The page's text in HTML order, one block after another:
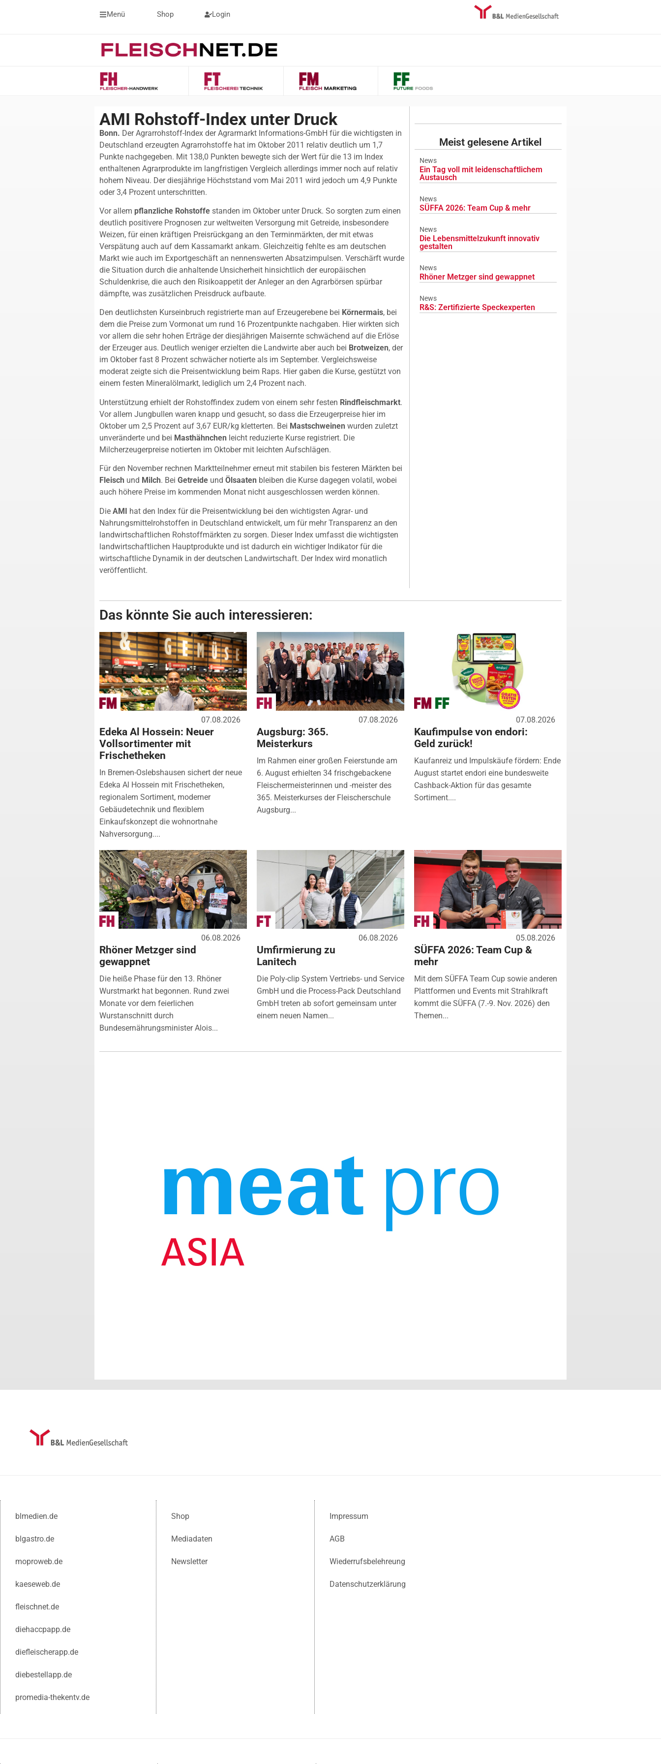
Menü Shop Login
AMI Rohstoff-Index unter Druck
Bonn. Der Agrarrohstoff-Index der Agrarmarkt Informations-GmbH für die wichtigsten in
Deutschland erzeugten Agrarrohstoffe hat im Oktober 2011 relativ deutlich um 1,7
Punkte nachgegeben. Mit 138,0 Punkten bewegte sich der Wert für die 13 im Index
enthaltenen Agrarprodukte im langfristigen Vergleich allerdings immer noch auf relativ
hohem Niveau. Der diesjährige Höchststand vom Mai 2011 wird jedoch um 4,9 Punkte
oder 3,4 Prozent unterschritten.
Vor allem pflanzliche Rohstoffe standen im Oktober unter Druck. So sorgten zum einen
deutlich positivere Prognosen zur weltweiten Versorgung mit Getreide, insbesondere
Weizen, für einen kräftigen Preisrückgang an den Terminmärkten, der mit etwas
Verspätung auch auf dem Kassamarkt ankam. Gleichzeitig fehlte es am deutschen
Markt wie auch im Exportgeschäft an nennenswerten Absatzimpulsen. Verschärft wurde
die Situation durch die anhaltende Unsicherheit hinsichtlich der europäischen
Schuldenkrise, die auch den Risikoappetit der Anleger an den Agrarbörsen spürbar
dämpfte, was zusätzlichen Preisdruck aufbaute.
Den deutlichsten Kurseinbruch registrierte man auf Erzeugerebene bei Körnermais, bei
dem die Preise zum Vormonat um rund 16 Prozentpunkte nachgaben. Hier wirkten sich
vor allem die sehr hohen Erträge der diesjährigen Maisernte schwächend auf die Erlöse
der Erzeuger aus. Deutlich weniger erzielten die Landwirte aber auch bei Brotweizen, der
im Oktober fast 8 Prozent schwächer notierte als im September. Vergleichsweise
moderat zeigte sich die Preisentwicklung beim Raps. Hier gaben die Kurse, gestützt von
einem festen Mineralölmarkt, lediglich um 2,4 Prozent nach.
Unterstützung erhielt der Rohstoffindex zudem von einem sehr festen Rindfleischmarkt.
Vor allem Jungbullen waren knapp und gesucht, so dass die Erzeugerpreise hier im
Oktober um 2,5 Prozent auf 3,67 EUR/kg kletterten. Bei Mastschweinen wurden zuletzt
unveränderte und bei Masthähnchen leicht reduzierte Kurse registriert. Die
Milcherzeugerpreise notierten im Oktober mit leichten Aufschlägen.
Für den November rechnen Marktteilnehmer erneut mit stabilen bis festeren Märkten bei
Fleisch und Milch. Bei Getreide und Ölsaaten bleiben die Kurse dagegen volatil, wobei
auch höhere Preise im kommenden Monat nicht ausgeschlossen werden können.
Die AMI hat den Index für die Preisentwicklung bei den wichtigsten Agrar- und
Nahrungsmittelrohstoffen in Deutschland entwickelt, um für mehr Transparenz an den
landwirtschaftlichen Rohstoffmärkten zu sorgen. Dieser Index umfasst die wichtigsten
landwirtschaftlichen Hauptprodukte und ist dadurch ein wichtiger Indikator für die
wirtschaftliche Dynamik in der deutschen Landwirtschaft. Der Index wird monatlich
veröffentlicht.
Meist gelesene Artikel
News
Ein Tag voll mit leidenschaftlichem
Austausch
News
SÜFFA 2026: Team Cup & mehr
News
Die Lebensmittelzukunft innovativ
gestalten
News
Rhöner Metzger sind gewappnet
News
R&S: Zertifizierte Speckexperten
Das könnte Sie auch interessieren:
07.08.2026
Edeka Al Hossein: Neuer
Vollsortimenter mit
Frischetheken
In Bremen-Oslebshausen sichert der neue
Edeka Al Hossein mit Frischetheken,
regionalem Sortiment, moderner
Gebäudetechnik und flexiblem
Einkaufskonzept die wohnortnahe
Nahversorgung....
07.08.2026
Augsburg: 365.
Meisterkurs
Im Rahmen einer großen Feierstunde am
6. August erhielten 34 frischgebackene
Fleischermeisterinnen und -meister des
365. Meisterkurses der Fleischerschule
Augsburg...
07.08.2026
Kaufimpulse von endori:
Geld zurück!
Kaufanreiz und Impulskäufe fördern: Ende
August startet endori eine bundesweite
Cashback-Aktion für das gesamte
Sortiment....
06.08.2026
Rhöner Metzger sind
gewappnet
Die heiße Phase für den 13. Rhöner
Wurstmarkt hat begonnen. Rund zwei
Monate vor dem feierlichen
Wurstanschnitt durch
Bundesernährungsminister Alois...
06.08.2026
Umfirmierung zu
Lanitech
Die Poly-clip System Vertriebs- und Service
GmbH und die Process-Pack Deutschland
GmbH treten ab sofort gemeinsam unter
einem neuen Namen...
05.08.2026
SÜFFA 2026: Team Cup &
mehr
Mit dem SÜFFA Team Cup sowie anderen
Plattformen und Events mit Strahlkraft
kommt die SÜFFA (7.-9. Nov. 2026) den
Themen...
blmedien.de
blgastro.de
moproweb.de
kaeseweb.de
fleischnet.de
diehaccpapp.de
diefleischerapp.de
diebestellapp.de
promedia-thekentv.de
Shop
Mediadaten
Newsletter
Impressum
AGB
Wiederrufsbelehreung
Datenschutzerklärung